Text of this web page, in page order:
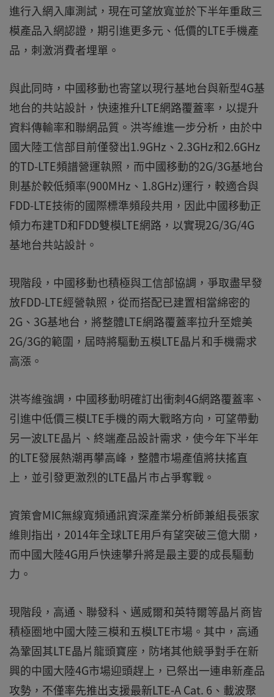
進行入網入庫測試，現在可望放寬並於下半年重啟三
模產品入網認證，期引進更多元、低價的LTE手機產
品，刺激消費者埋單。
與此同時，中國移動也寄望以現行基地台與新型4G基
地台的共站設計，快速推升LTE網路覆蓋率，以提升
資料傳輸率和聯網品質。洪岑維進一步分析，由於中
國大陸工信部目前僅發出1.9GHz、2.3GHz和2.6GHz
的TD-LTE頻譜營運執照，而中國移動的2G/3G基地台
則基於較低頻率(900MHz、1.8GHz)運行，較適合與
FDD-LTE技術的國際標準頻段共用，因此中國移動正
傾力布建TD和FDD雙模LTE網路，以實現2G/3G/4G
基地台共站設計。
現階段，中國移動也積極與工信部協調，爭取盡早發
放FDD-LTE經營執照，從而搭配已建置相當綿密的
2G、3G基地台，將整體LTE網路覆蓋率拉升至媲美
2G/3G的範圍，屆時將驅動五模LTE晶片和手機需求
高漲。
洪岑維強調，中國移動明確訂出衝刺4G網路覆蓋率、
引進中低價三模LTE手機的兩大戰略方向，可望帶動
另一波LTE晶片、終端產品設計需求，使今年下半年
的LTE發展熱潮再攀高峰，整體市場產值將扶搖直
上，並引發更激烈的LTE晶片市占爭奪戰。
資策會MIC無線寬頻通訊資深產業分析師兼組長張家
維則指出，2014年全球LTE用戶有望突破三億大關，
而中國大陸4G用戶快速攀升將是最主要的成長驅動
力。
現階段，高通、聯發科、邁威爾和英特爾等晶片商皆
積極圈地中國大陸三模和五模LTE市場。其中，高通
為鞏固其LTE晶片龍頭寶座，防堵其他競爭對手在新
興的中國大陸4G市場迎頭趕上，已祭出一連串新產品
攻勢，不僅率先推出支援最新LTE-A Cat. 6、載波聚